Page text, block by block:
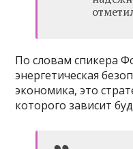
По словам спикера
энергетическая
экономика, это
которого зависит